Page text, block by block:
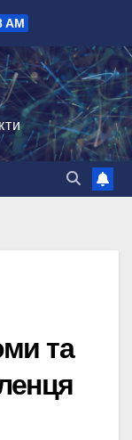
AM
та